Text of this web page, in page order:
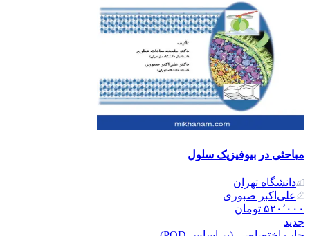
مباحثی در بیوفیزیک سلول
دانشگاه تهران
علی‌اکبر صبوری
۵۲۰٬۰۰۰ تومان
جدید